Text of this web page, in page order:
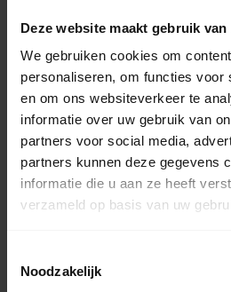
Deze website maakt gebruik van
We gebruiken cookies om
personaliseren, om functies voor
en om ons websiteverkeer te
informatie over uw gebruik van
partners voor social media,
partners kunnen deze gegevens
informatie die u aan ze heeft
verzameld op basis van uw
Noodzakelijk
14 dagen bedenktijd met no-
Ma t/m Vr voor 17:00 besteld,
Iedere dag bereikbaar van
telefoon of email
PRODUCTOMSCHRIJVING